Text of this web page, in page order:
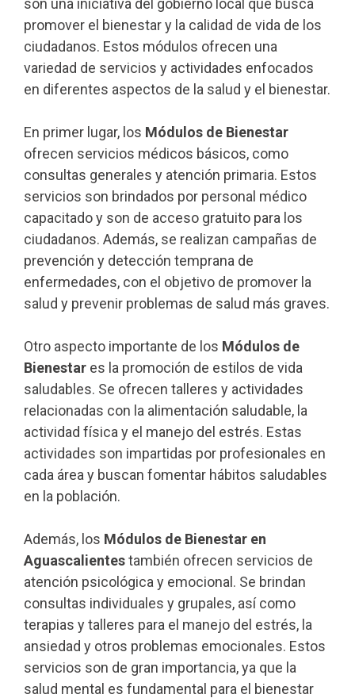
promover el bienestar y la calidad de vida de los
ciudadanos. Estos módulos ofrecen una
variedad de servicios y actividades enfocados
en diferentes aspectos de la salud y el bienestar.
En primer lugar, los Módulos de Bienestar
ofrecen servicios médicos básicos, como
consultas generales y atención primaria. Estos
servicios son brindados por personal médico
capacitado y son de acceso gratuito para los
ciudadanos. Además, se realizan campañas de
prevención y detección temprana de
enfermedades, con el objetivo de promover la
salud y prevenir problemas de salud más graves.
Otro aspecto importante de los Módulos de
Bienestar es la promoción de estilos de vida
saludables. Se ofrecen talleres y actividades
relacionadas con la alimentación saludable, la
actividad física y el manejo del estrés. Estas
actividades son impartidas por profesionales en
cada área y buscan fomentar hábitos saludables
en la población.
Además, los Módulos de Bienestar en
Aguascalientestambién ofrecen servicios de
atención psicológica y emocional. Se brindan
consultas individuales y grupales, así como
terapias y talleres para el manejo del estrés, la
ansiedad y otros problemas emocionales. Estos
servicios son de gran importancia, ya que la
salud mental es fundamental para el bienestar